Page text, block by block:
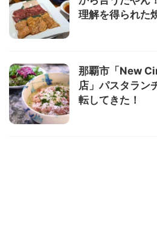
理解を得られた
那覇市「New
店」パスタラン
転してきた！